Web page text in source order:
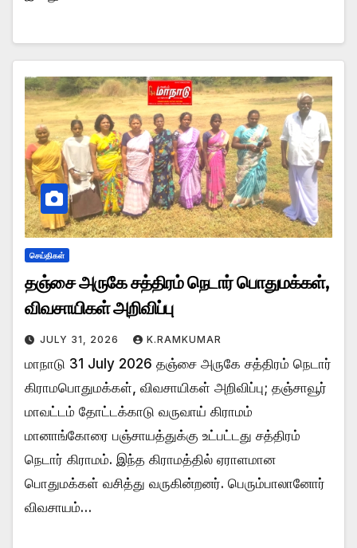
செய்திகள்
தஞ்சை அருகே சத்திரம் நெடார் பொதுமக்கள்,
விவசாயிகள் அறிவிப்பு
JULY 31, 2026 K.RAMKUMAR
மாநாடு 31 July 2026 தஞ்சை அருகே சத்திரம் நெடார்
கிராமபொதுமக்கள், விவசாயிகள் அறிவிப்பு; தஞ்சாவூர்
மாவட்டம் தோட்டக்காடு வருவாய் கிராமம்
மானாங்கோரை பஞ்சாயத்துக்கு உட்பட்டது சத்திரம்
நெடார் கிராமம். இந்த கிராமத்தில் ஏராளமான
பொதுமக்கள் வசித்து வருகின்றனர். பெரும்பாலானோர்
விவசாயம்…